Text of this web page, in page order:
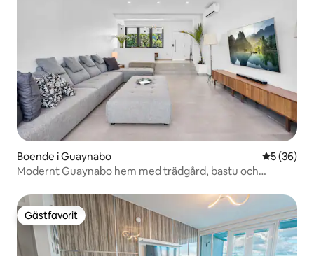
Boende i Guaynabo 5 av 5 i
5 (36)
Modernt Guaynabo hem med trädgård, bastu och
Gästfavorit
Gästfavorit